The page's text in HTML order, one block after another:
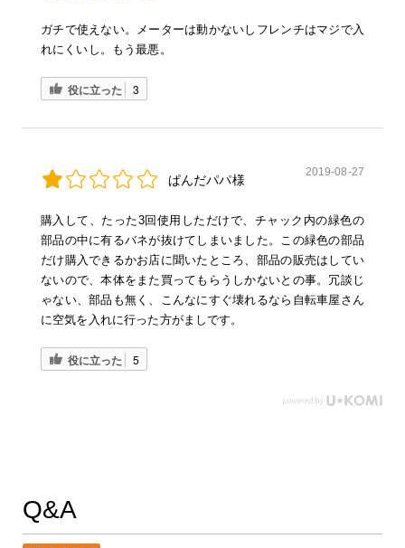
ガチで使えない。メーターは動かないしフレンチはマジで入
れにくいし。もう最悪。
役に立った 3
ぱんだパパ様
2019-08-27
購入して、たった3回使用しただけで、チャック内の緑色の
部品の中に有るバネが抜けてしまいました。この緑色の部品
だけ購入できるかお店に聞いたところ、部品の販売はしてい
ないので、本体をまた買ってもらうしかないとの事。冗談じ
ゃない、部品も無く、こんなにすぐ壊れるなら自転車屋さん
に空気を入れに行った方がましです。
役に立った 5
Q&A